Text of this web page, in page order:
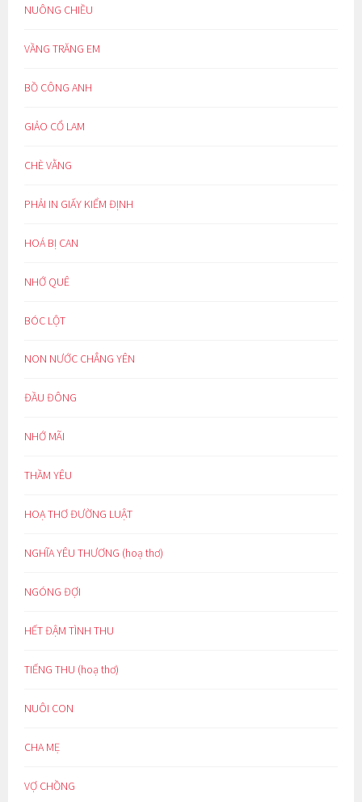
NUÔNG CHIỀU
VẦNG TRĂNG EM
BỒ CÔNG ANH
GIẢO CỔ LAM
CHÈ VẰNG
PHẢI IN GIẤY KIỂM ĐỊNH
HOÁ BỊ CAN
NHỚ QUÊ
BÓC LỘT
NON NƯỚC CHẲNG YÊN
ĐẦU ĐÔNG
NHỚ MÃI
THẦM YÊU
HOẠ THƠ ĐƯỜNG LUẬT
NGHĨA YÊU THƯƠNG (hoạ thơ)
NGÓNG ĐỢI
HẾT ĐẬM TÌNH THU
TIẾNG THU (hoạ thơ)
NUÔI CON
CHA MẸ
VỢ CHỒNG